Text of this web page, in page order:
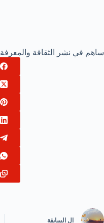
ساهم في نشر الثقافة والمعرفة
ال السابقة